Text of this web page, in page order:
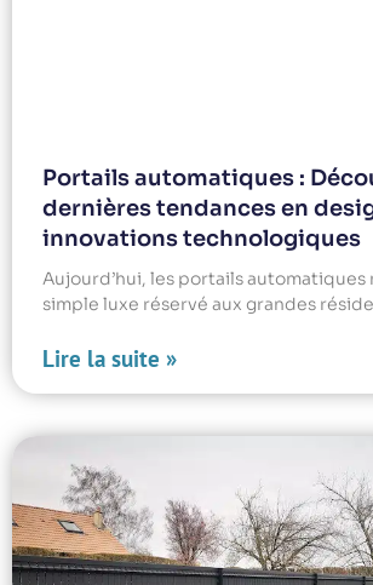
Portails automatiques :
dernières tendances en
innovations technologiques
Aujourd’hui, les portails automatiques
simple luxe réservé aux grandes
Lire la suite »